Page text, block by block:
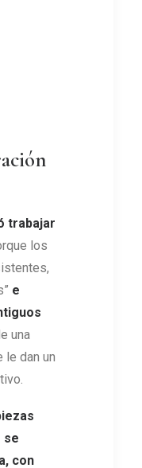
trabajar
los
e
una
le dan un
se
con